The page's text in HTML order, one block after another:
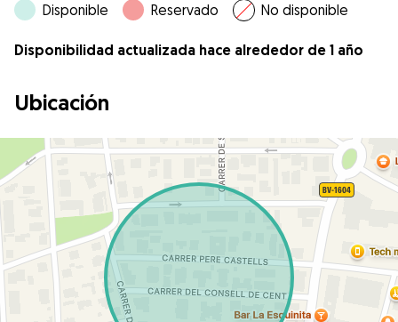
Disponible Reservado No disponible
Disponibilidad actualizada hace alrededor de 1 año
Ubicación